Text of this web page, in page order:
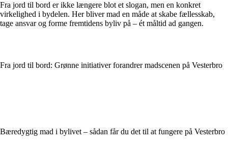
Fra jord til bord er ikke længere blot et slogan, men en konkret
virkelighed i bydelen. Her bliver mad en måde at skabe fællesskab,
tage ansvar og forme fremtidens byliv på – ét måltid ad gangen.
Fra jord til bord: Grønne initiativer forandrer madscenen på Vesterbro
Bæredygtig mad i bylivet – sådan får du det til at fungere på Vesterbro